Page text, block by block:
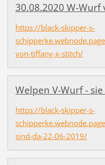
30.08.2020 W-Wurf
https://black-skipper-s-
von-tiffany-x-stitch/
Welpen V-Wurf -
https://black-skipper-s-
sind-da-22-06-2019/